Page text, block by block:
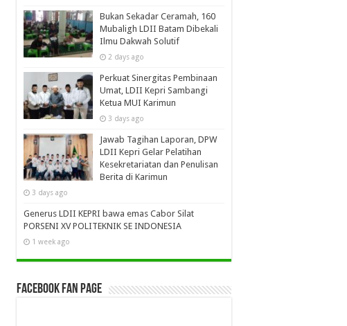
Bukan Sekadar Ceramah, 160
Mubaligh LDII Batam Dibekali
Ilmu Dakwah Solutif
2 days ago
Perkuat Sinergitas Pembinaan
Umat, LDII Kepri Sambangi
Ketua MUI Karimun
3 days ago
Jawab Tagihan Laporan, DPW
LDII Kepri Gelar Pelatihan
Kesekretariatan dan Penulisan
Berita di Karimun
3 days ago
Generus LDII KEPRI bawa emas Cabor Silat
PORSENI XV POLITEKNIK SE INDONESIA
1 week ago
Facebook Fan Page